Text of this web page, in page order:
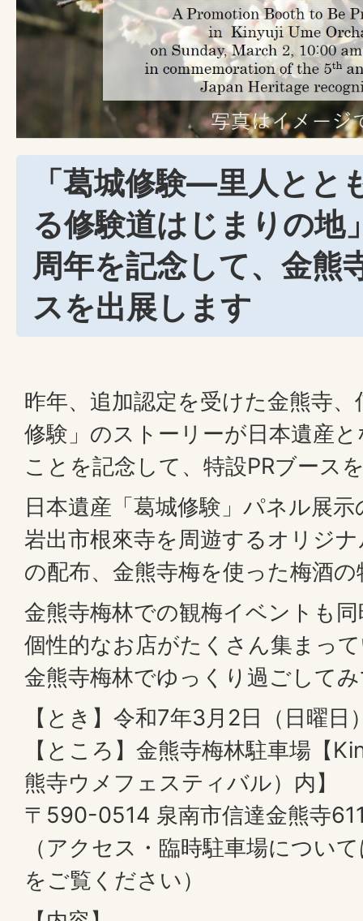
「葛城修験―里人とと
る修験道はじまりの地
周年を記念して、金熊
スを出展します
昨年、追加認定を受けた金熊寺
修験」のストーリーが日本遺産
ことを記念して、特設PRブース
日本遺産「葛城修験」パネル展
岩出市根來寺を周遊するオリジ
の配布、金熊寺梅を使った梅酒
金熊寺梅林での観梅イベントも
個性的なお店がたくさん集まっ
金熊寺梅林でゆっくり過ごして
【とき】令和7年3月2日（日曜
【ところ】金熊寺梅林駐車場【
熊寺ウメフェスティバル）内】
〒590-0514 泉南市信達金熊寺
（アクセス・臨時駐車場につい
をご覧ください）